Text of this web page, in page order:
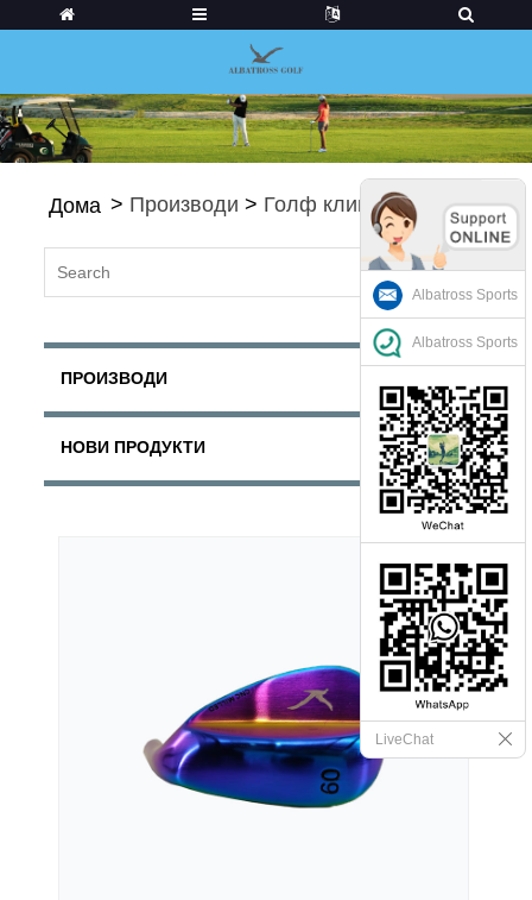
Дома > Производи > Голф клинови
ПРОИЗВОДИ
НОВИ ПРОДУКТИ
Albatross Sports
Albatross Sports
LiveChat